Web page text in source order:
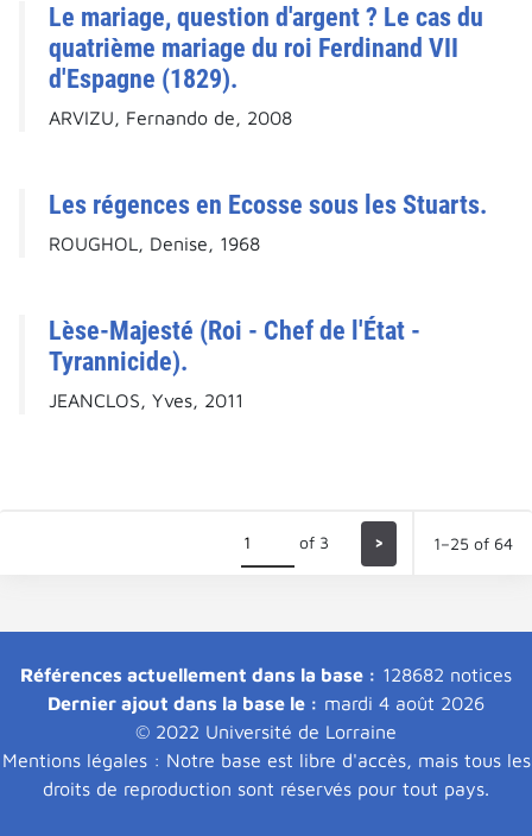
Le mariage, question d'argent ? Le cas du
quatrième mariage du roi Ferdinand VII
d'Espagne (1829).
ARVIZU, Fernando de, 2008
Les régences en Ecosse sous les Stuarts.
ROUGHOL, Denise, 1968
Lèse-Majesté (Roi - Chef de l'État -
Tyrannicide).
JEANCLOS, Yves, 2011
of 3 > 1–25 of 64
Références actuellement dans la base : 128682 notices
Dernier ajout dans la base le : mardi 4 août 2026
© 2022 Université de Lorraine
Mentions légales : Notre base est libre d'accès, mais tous les
droits de reproduction sont réservés pour tout pays.